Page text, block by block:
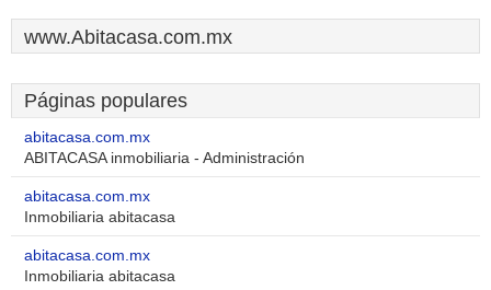
www.Abitacasa.com.mx
Páginas populares
abitacasa.com.mx
ABITACASA inmobiliaria - Administración
abitacasa.com.mx
Inmobiliaria abitacasa
abitacasa.com.mx
Inmobiliaria abitacasa